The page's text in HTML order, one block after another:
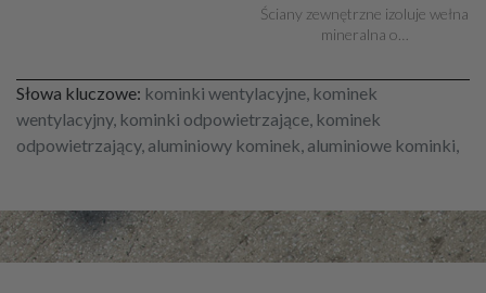
Ściany zewnętrzne izoluje wełna
mineralna o…
Słowa kluczowe: kominki wentylacyjne, kominek
wentylacyjny, kominki odpowietrzające, kominek
odpowietrzający, aluminiowy kominek, aluminiowe kominki,